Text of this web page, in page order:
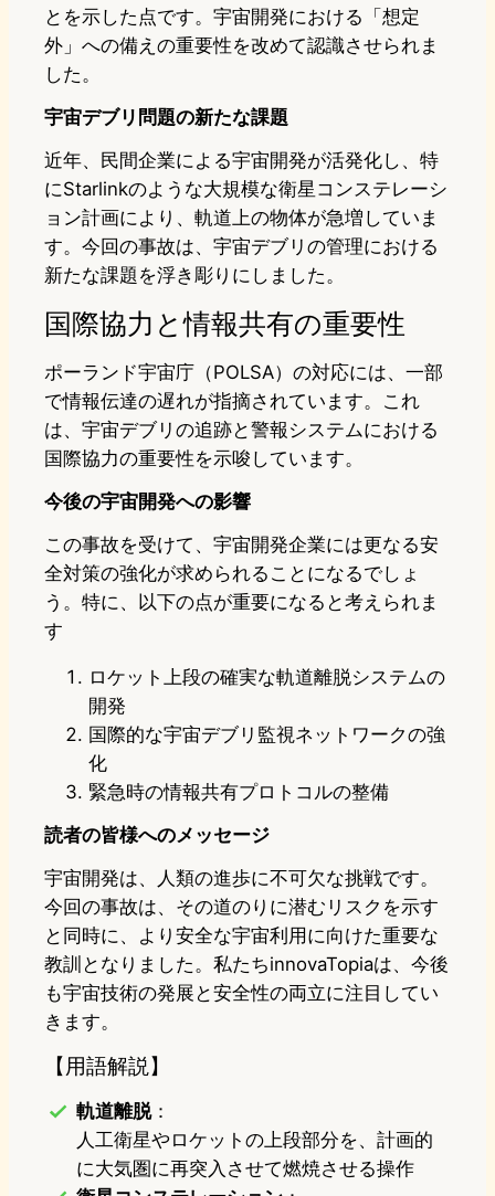
とを示した点です。宇宙開発における「想定
外」への備えの重要性を改めて認識させられま
した。
宇宙デブリ問題の新たな課題
近年、民間企業による宇宙開発が活発化し、特
にStarlinkのような大規模な衛星コンステレーシ
ョン計画により、軌道上の物体が急増していま
す。今回の事故は、宇宙デブリの管理における
新たな課題を浮き彫りにしました。
国際協力と情報共有の重要性
ポーランド宇宙庁（POLSA）の対応には、一部
で情報伝達の遅れが指摘されています。これ
は、宇宙デブリの追跡と警報システムにおける
国際協力の重要性を示唆しています。
今後の宇宙開発への影響
この事故を受けて、宇宙開発企業には更なる安
全対策の強化が求められることになるでしょ
う。特に、以下の点が重要になると考えられま
す
ロケット上段の確実な軌道離脱システムの
開発
国際的な宇宙デブリ監視ネットワークの強
化
緊急時の情報共有プロトコルの整備
読者の皆様へのメッセージ
宇宙開発は、人類の進歩に不可欠な挑戦です。
今回の事故は、その道のりに潜むリスクを示す
と同時に、より安全な宇宙利用に向けた重要な
教訓となりました。私たちinnovaTopiaは、今後
も宇宙技術の発展と安全性の両立に注目してい
きます。
【用語解説】
軌道離脱：
人工衛星やロケットの上段部分を、計画的
に大気圏に再突入させて燃焼させる操作